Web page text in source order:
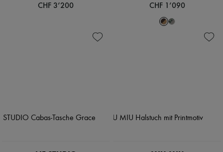
CHF 3’200 CHF 1’090